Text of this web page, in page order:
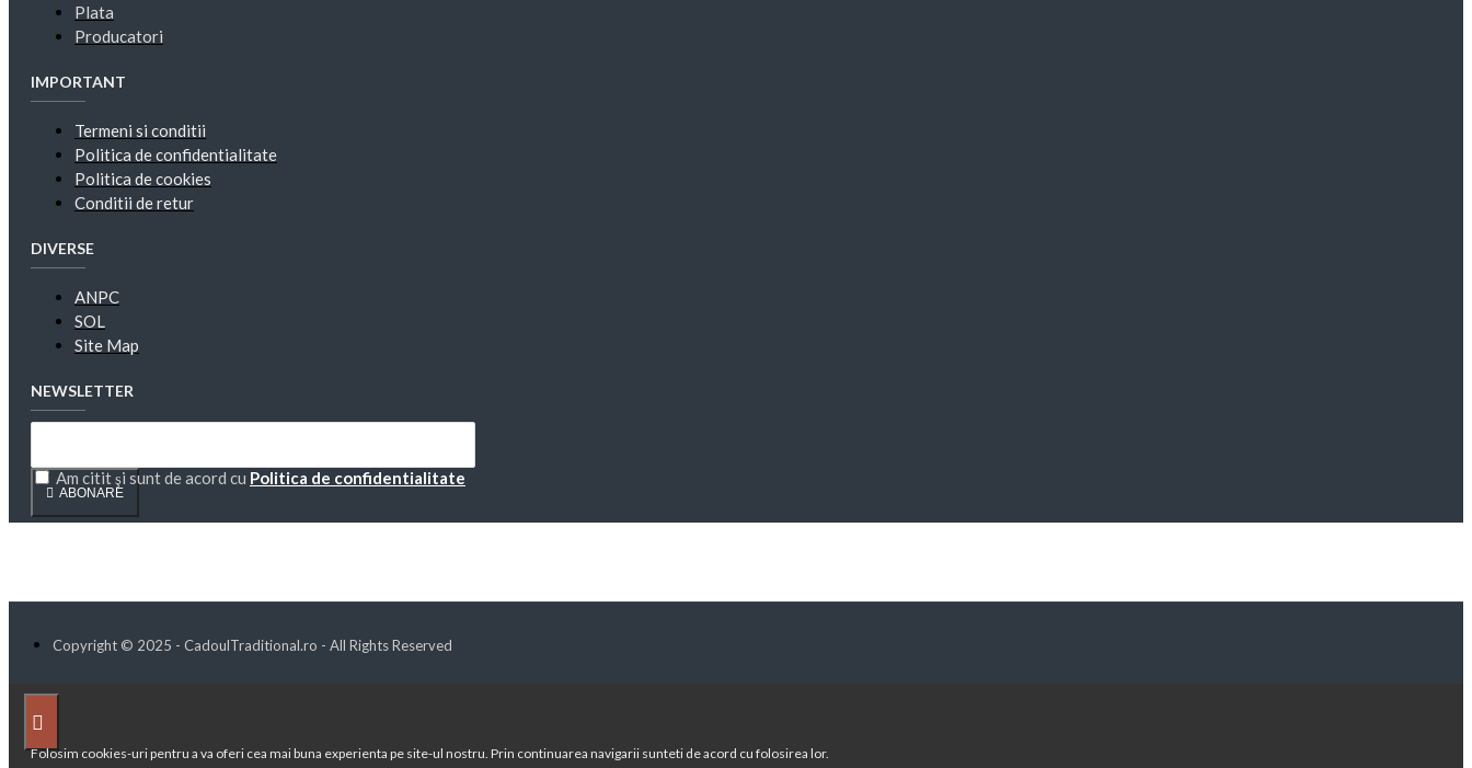
Plata
Producatori
IMPORTANT
Termeni si conditii
Politica de confidentialitate
Politica de cookies
Conditii de retur
DIVERSE
ANPC
SOL
Site Map
NEWSLETTER
ABONARE
Am citit şi sunt de acord cu Politica de confidentialitate
Copyright © 2025 - CadoulTraditional.ro - All Rights Reserved
Folosim cookies-uri pentru a va oferi cea mai buna experienta pe site-ul nostru. Prin continuarea navigarii sunteti de acord cu folosirea lor.